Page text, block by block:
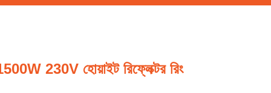
230V হোয়াইট রিফ্লেক্টর রিং